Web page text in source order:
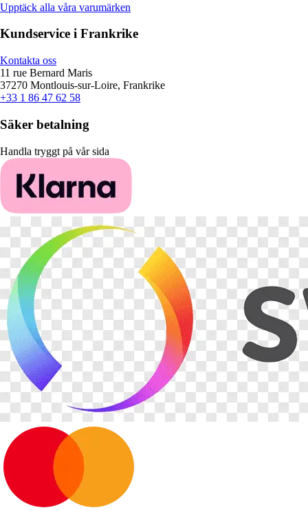
Upptäck alla våra varumärken
Kundservice i Frankrike
Kontakta oss
11 rue Bernard Maris
37270 Montlouis-sur-Loire, Frankrike
+33 1 86 47 62 58
Säker betalning
Handla tryggt på vår sida